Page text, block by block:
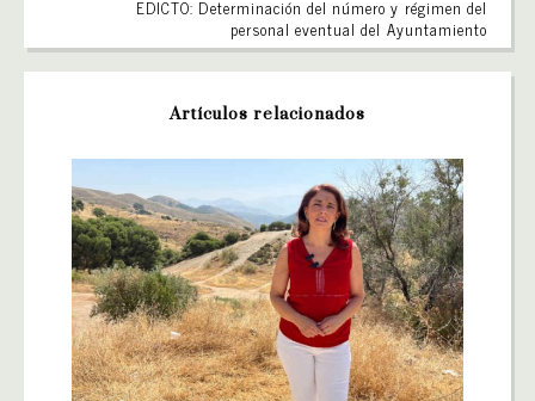
EDICTO: Determinación del número y régimen del
personal eventual del Ayuntamiento
Artículos relacionados